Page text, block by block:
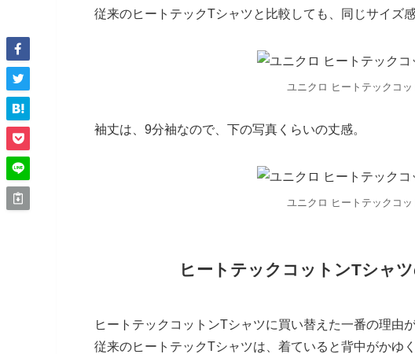
従来のヒートテックTシャツと比較しても、同じサイズ感
ユニクロ ヒートテックコ
袖丈は、9分袖なので、下の写真くらいの丈感。
ユニクロ ヒートテックコ
ヒートテックコットンTシャ
ヒートテックコットンTシャツに買い替えた一番の理由が
従来のヒートテックTシャツは、着ていると背中がかゆく